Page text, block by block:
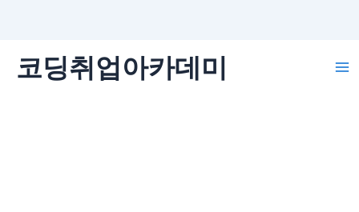
코딩취업아카데미